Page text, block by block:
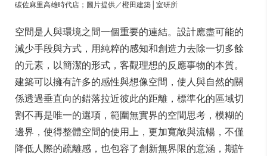
碳佐麻里高雄時代店；圖片提供／橙田建築│室研所
空間是人與環境之間一個重要的連結。設計應盡可能的
減少手段與方式，用純粹的感知和創造力去除一切多餘
的元素，以簡潔的形式，客觀理想的反應事物的本質。
建築可以擁有許多的感性與想像空間，使人與自然的關
係透過垂直向的錯落拉近彼此的距離，標準化的區域切
割不再是唯一的選項，範圍無實界的空間思考，模糊的
邊界，使得整體空間的使用上，更加寬敞與流暢，不僅
降低人際的疏離感，也包容了創新無界限的意涵，期許